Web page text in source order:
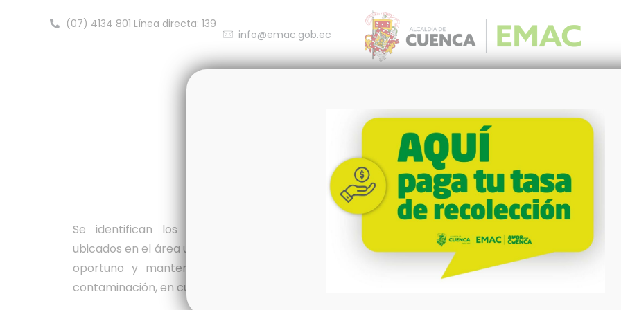
info@emac.gob.ec
(07) 4134 801 Línea directa: 139
Sitios Sin Edificación (SSE)
Se identifican los sitios sin edificación (SSE) particulares,
ubicados en el área urbana. Se gestiona la limpieza, cerramiento
oportuno y mantenido para generar un ambiente libre de
contaminación, en cumplimiento de la Ordenanza.
347